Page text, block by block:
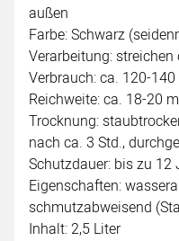
außen
Farbe: Schwarz
Verarbeitung:
Verbrauch: ca. 120-
Reichweite: ca. 18-20
Trocknung:
nach ca. 3 Std.,
Schutzdauer: bis zu 12
Eigenschaften:
schmutzabweisend
Inhalt: 2,5 Liter